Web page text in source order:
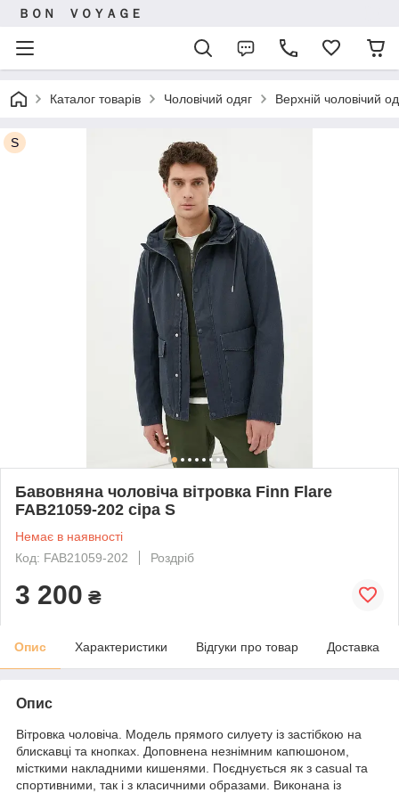
ＢＯＮ ＶＯＹＡＧＥ
Каталог товарів Чоловічий одяг Верхній чоловічий
S
Бавовняна чоловіча вітровка Finn Flare
FAB21059-202 сіра S
Немає в наявності
Код: FAB21059-202
Роздріб
3 200 ₴
Опис Характеристики Відгуки про товар Доставка
Опис
Вітровка чоловіча. Модель прямого силуету із застібкою на
блискавці та кнопках. Доповнена незнімним капюшоном,
місткими накладними кишенями. Поєднується як з casual та
спортивними, так і з класичними образами. Виконана із